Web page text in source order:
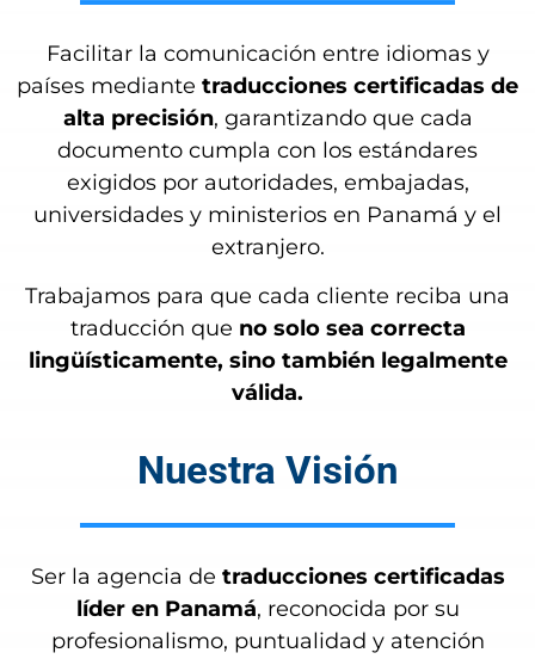
Facilitar la comunicación entre idiomas y
países mediante traducciones certificadas de
alta precisión, garantizando que cada
documento cumpla con los estándares
exigidos por autoridades, embajadas,
universidades y ministerios en Panamá y el
extranjero.
Trabajamos para que cada cliente reciba una
traducción que no solo sea correcta
lingüísticamente, sino también legalmente
válida.
Nuestra Visión
Ser la agencia de traducciones certificadas
líder en Panamá, reconocida por su
profesionalismo, puntualidad y atención